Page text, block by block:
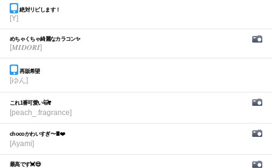
絶対リピします！
[Y]
めちゃくちゃ綺麗なカラコン✨
[𝑴𝑰𝑫𝑶𝑹𝑰]
再販希望
[ゆん]
これ1番可愛い🐱❣️
[peach_.fragrance]
chocoかわいすぎ〜🍫❤️
[Ayami]
最高です💓😍